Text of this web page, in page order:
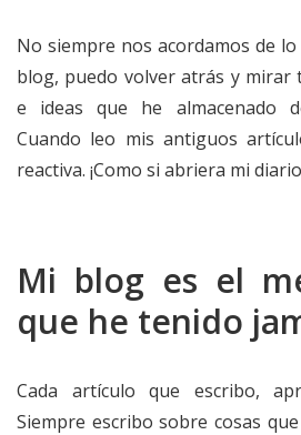
No siempre nos acordamos de
blog, puedo volver atrás y mirar
e ideas que he almacenado
Cuando leo mis antiguos
reactiva. ¡Como si abriera mi
Mi blog es el
que he tenido
Cada artículo que escribo,
Siempre escribo sobre cosas